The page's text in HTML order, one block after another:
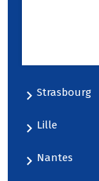
Strasbourg
Lille
Nantes